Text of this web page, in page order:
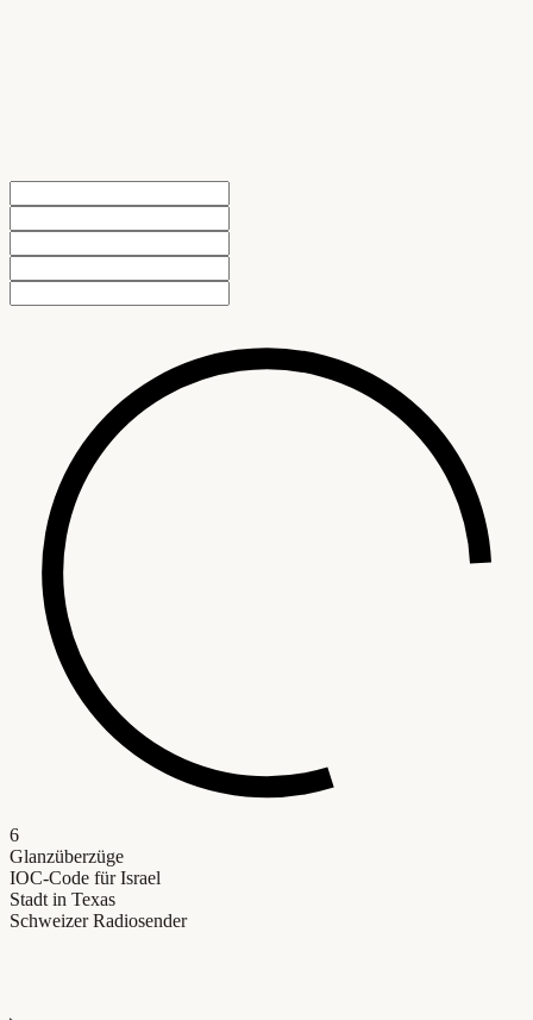
6
Glanzüberzüge
IOC-Code für Israel
Stadt in Texas
Schweizer Radiosender